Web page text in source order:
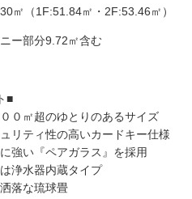
㎡（1F:51.84㎡・2F:53.46㎡）
ー部分9.72㎡含む
■
０㎡超のゆとりのあるサイズ
リティ性の高いカードキー仕様
強い『ペアガラス』を採用
浄水器内蔵タイプ
落な琉球畳